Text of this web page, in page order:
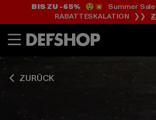
Zum
Zum
BIS ZU -65%😲💥 Summer
RABATTESKALATION ❯❯
ZURÜCK
Zum